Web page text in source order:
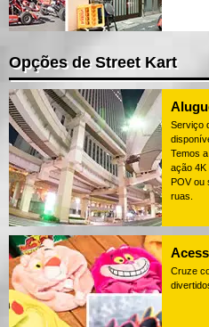
Opções de Street Kart
Serviço
Temos
ação 4K
POV ou
ruas.
Cruze